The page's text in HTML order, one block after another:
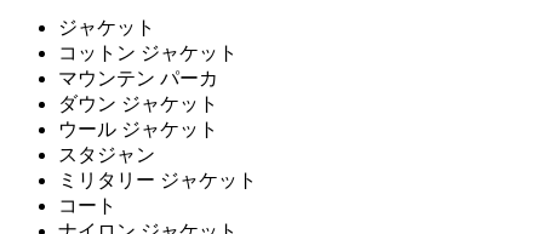
ジャケット
コットン ジャケット
マウンテン パーカ
ダウン ジャケット
ウール ジャケット
スタジャン
ミリタリー ジャケット
コート